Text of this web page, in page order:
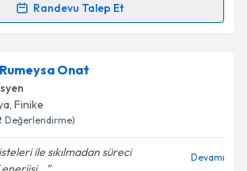
Randevu Talep Et
e-posta ile bilgilendireceğiz.
Onat
, Finike
Değerlendirme)
ile sıkılmadan süreci
Devamı